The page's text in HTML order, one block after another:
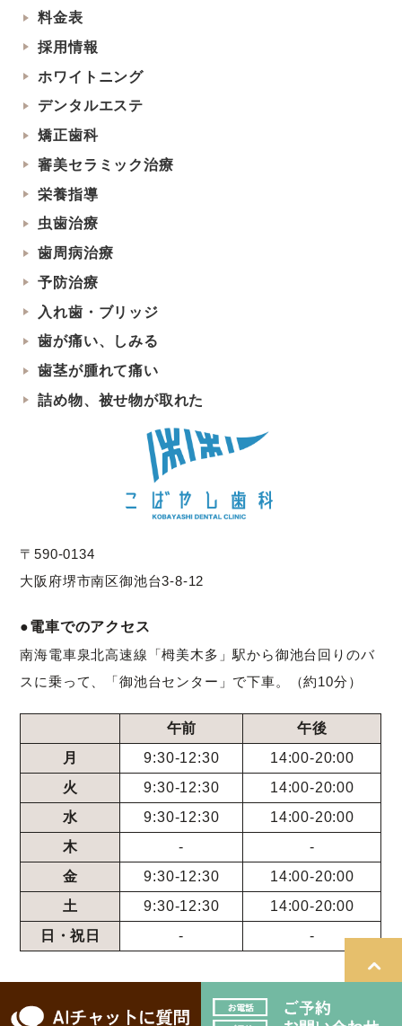
料金表
採用情報
ホワイトニング
デンタルエステ
矯正歯科
審美セラミック治療
栄養指導
虫歯治療
歯周病治療
予防治療
入れ歯・ブリッジ
歯が痛い、しみる
歯茎が腫れて痛い
詰め物、被せ物が取れた
〒590-0134
大阪府堺市南区御池台3-8-12
●電車でのアクセス
南海電車泉北高速線「栂美木多」駅から御池台回りのバ
スに乗って、「御池台センター」で下車。（約10分）
午前
午後
月
9:30-12:30
14:00-20:00
火
9:30-12:30
14:00-20:00
水
9:30-12:30
14:00-20:00
木
-
-
金
9:30-12:30
14:00-20:00
土
9:30-12:30
14:00-20:00
日・祝日
- -
＞サイトマップ